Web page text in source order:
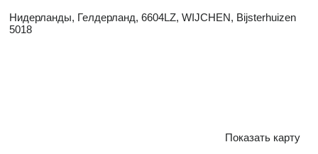
Нидерланды, Гелдерланд, 6604LZ, WIJCHEN, Bijsterhuizen
5018
Показать карту